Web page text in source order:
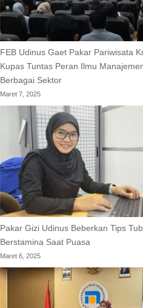
FEB Udinus Gaet Pakar Pariwisata
Kupas Tuntas Peran Ilmu
Berbagai Sektor
Maret 7, 2025
Pakar Gizi Udinus Beberkan Tips
Berstamina Saat Puasa
Maret 6, 2025